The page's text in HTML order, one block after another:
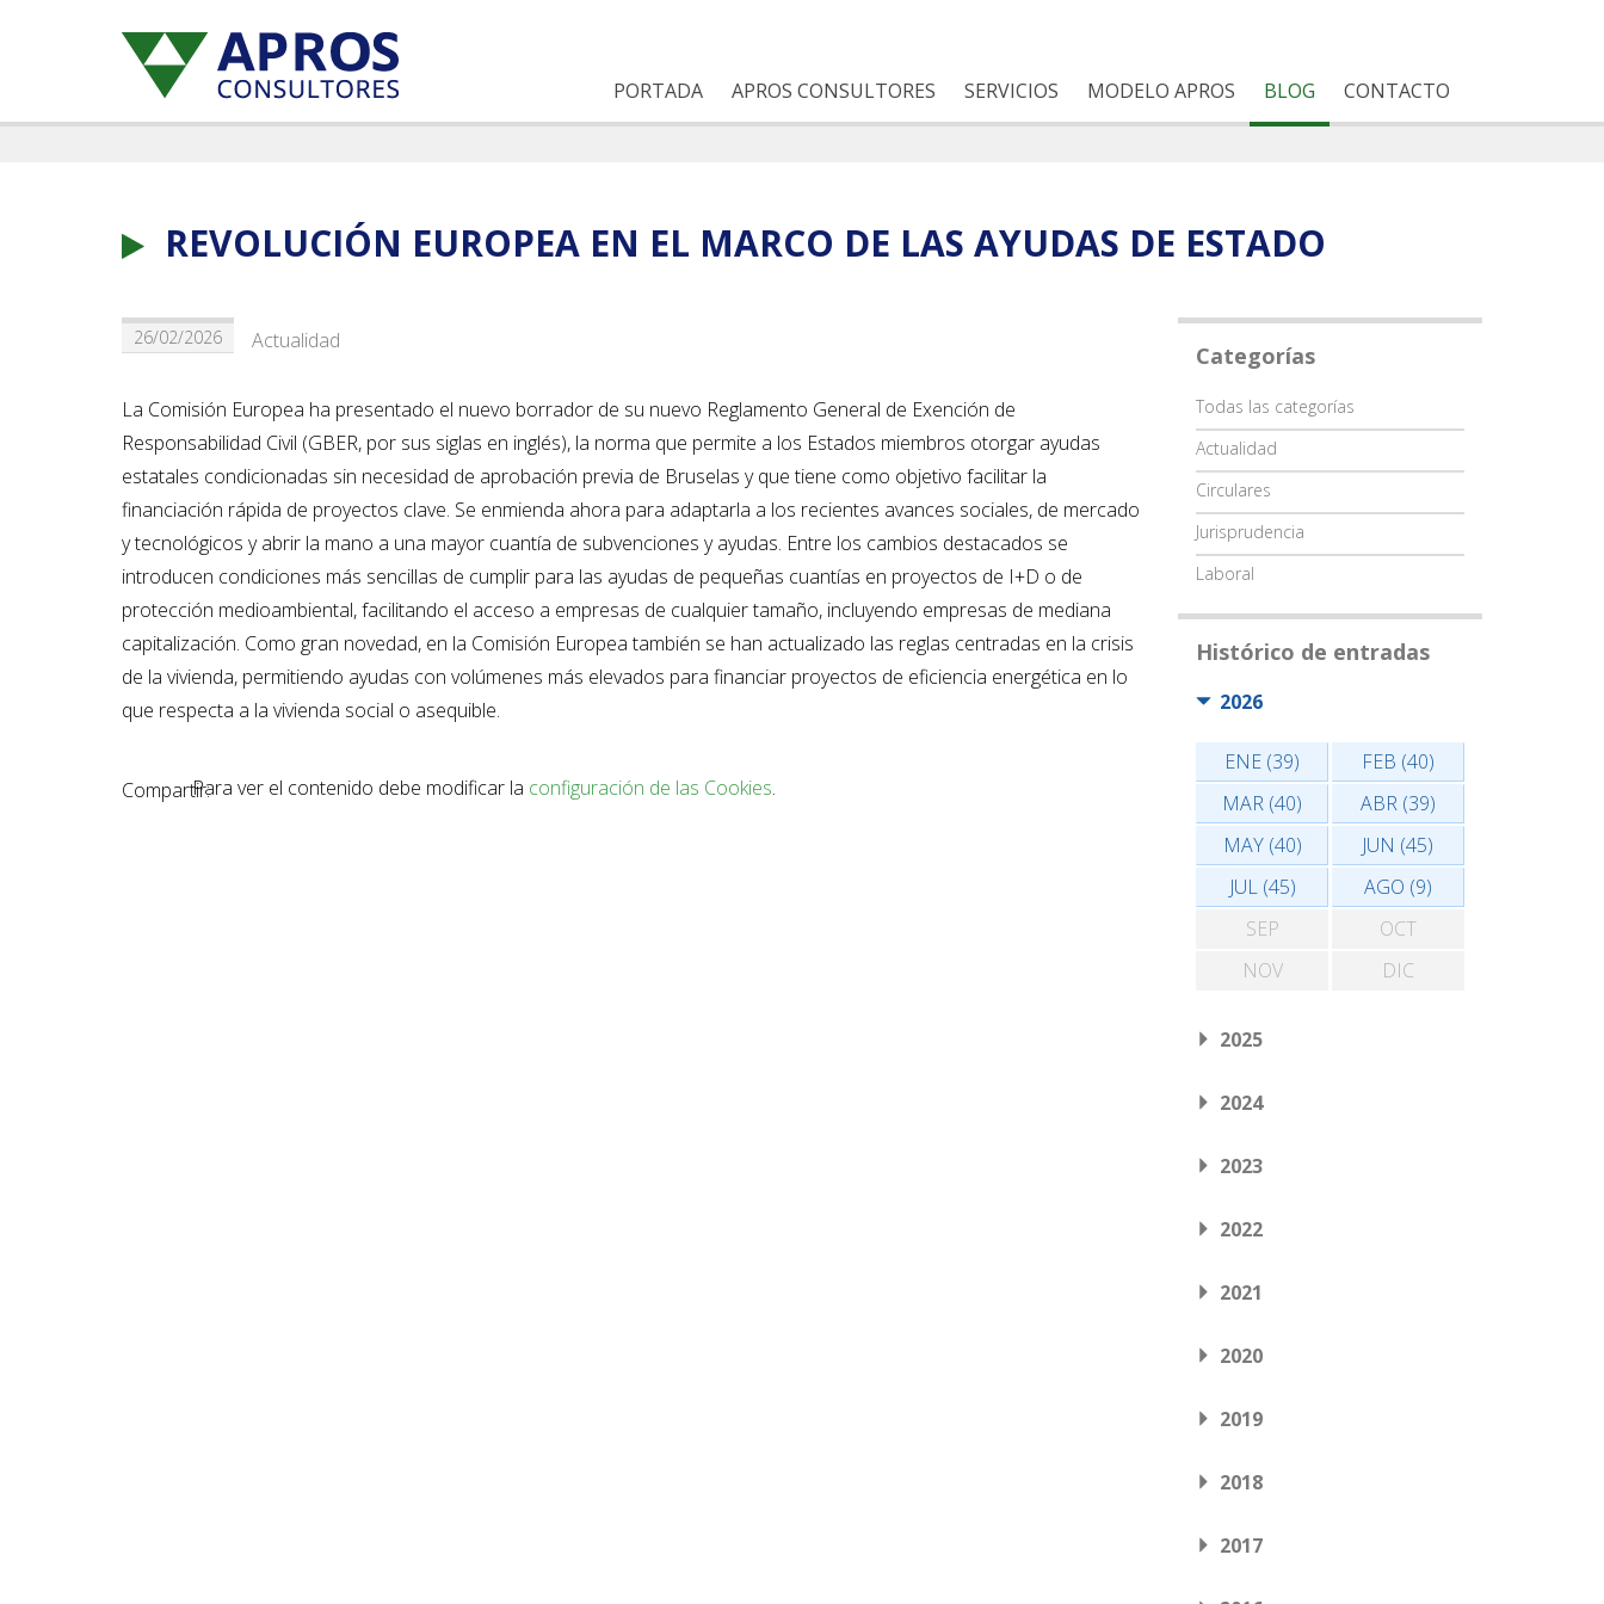
PORTADA APROS CONSULTORES SERVICIOS MODELO APROS BLOG CONTACTO
REVOLUCIÓN EUROPEA EN EL MARCO DE LAS AYUDAS DE ESTADO
26/02/2026 Actualidad
La Comisión Europea ha presentado el nuevo borrador de su nuevo Reglamento General de Exención de
Responsabilidad Civil (GBER, por sus siglas en inglés), la norma que permite a los Estados miembros otorgar ayudas
estatales condicionadas sin necesidad de aprobación previa de Bruselas y que tiene como objetivo facilitar la
financiación rápida de proyectos clave. Se enmienda ahora para adaptarla a los recientes avances sociales, de mercado
y tecnológicos y abrir la mano a una mayor cuantía de subvenciones y ayudas. Entre los cambios destacados se
introducen condiciones más sencillas de cumplir para las ayudas de pequeñas cuantías en proyectos de I+D o de
protección medioambiental, facilitando el acceso a empresas de cualquier tamaño, incluyendo empresas de mediana
capitalización. Como gran novedad, en la Comisión Europea también se han actualizado las reglas centradas en la crisis
de la vivienda, permitiendo ayudas con volúmenes más elevados para financiar proyectos de eficiencia energética en lo
que respecta a la vivienda social o asequible.
Compartir:Para ver el contenido debe modificar la configuración de las Cookies.
Categorías
Categoría
Todas las categorías
Actualidad
Circulares
Jurisprudencia
Laboral
Histórico de entradas
2026
ENE (39)
FEB (40)
MAR (40)
ABR (39)
MAY (40)
JUN (45)
JUL (45)
AGO (9)
SEP
OCT
NOV
DIC
2025
2024
2023
2022
2021
2020
2019
2018
2017